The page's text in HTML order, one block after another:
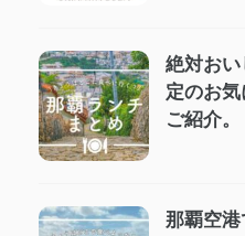
絶対お
定のお
ご紹介。
那覇空